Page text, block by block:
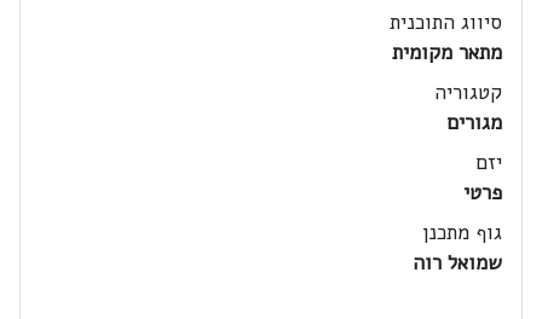
סיווג התוכנית
מתאר מקומית
קטגוריה
מגורים
יזם
פרטי
גוף מתכנן
שמואל רוה